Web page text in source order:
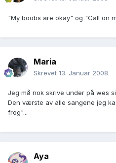
"My boobs are okay" og "Call on
Maria
Skrevet 13. Januar 2008
Jeg må nok skrive under på wes
Den værste av alle sangene jeg
frog"...
Aya